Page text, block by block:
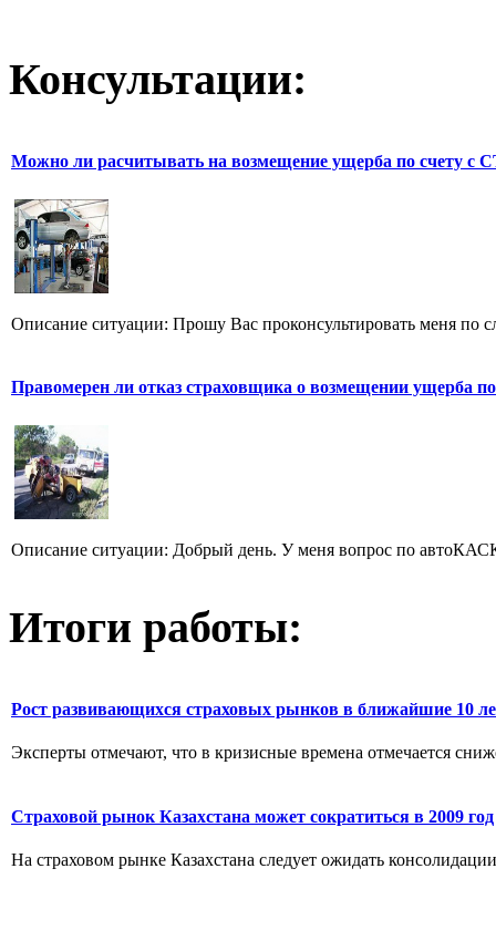
Консультации:
Можно ли расчитывать на возмещение ущерба по счету с
Описание ситуации: Прошу Вас проконсультировать меня по
Правомерен ли отказ страховщика о возмещении ущерба по
Описание ситуации: Добрый день. У меня вопрос по
Итоги работы:
Рост развивающихся страховых рынков в ближайшие 10
Эксперты отмечают, что в кризисные времена отмечается
Страховой рынок Казахстана может сократиться в 2009 год
На страховом рынке Казахстана следует ожидать